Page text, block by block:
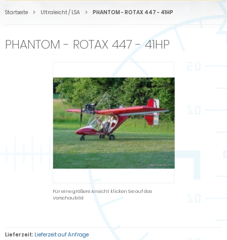
Startseite Ultraleicht / LSA PHANTOM - ROTAX 447 - 41HP
PHANTOM - ROTAX 447 - 41HP
Für eine größere Ansicht klicken Sie auf das
Vorschaubild
Lieferzeit: Lieferzeit auf Anfrage